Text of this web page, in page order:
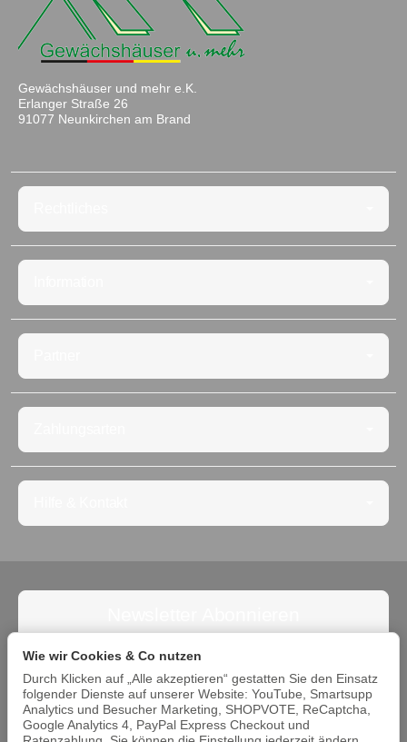
Gewächshäuser und mehr e.K.
Erlanger Straße 26
91077 Neunkirchen am Brand
keine Angebote. Die Abmeldung ist jederzeit möglich.
Abonnieren
Bitte beachten Sie unsere Datenschutzerklärung
Wie wir Cookies & Co nutzen
Durch Klicken auf „Alle akzeptieren“ gestatten Sie den Einsatz
folgender Dienste auf unserer Website: YouTube, Smartsupp
Analytics und Besucher Marketing, SHOPVOTE, ReCaptcha,
Google Analytics 4, PayPal Express Checkout und